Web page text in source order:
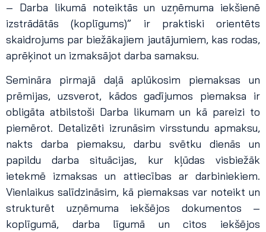
– Darba likumā noteiktās un uzņēmuma iekšienē
izstrādātās (koplīgums)” ir praktiski orientēts
skaidrojums par biežākajiem jautājumiem, kas rodas,
aprēķinot un izmaksājot darba samaksu.
Semināra pirmajā daļā aplūkosim piemaksas un
prēmijas, uzsverot, kādos gadījumos piemaksa ir
obligāta atbilstoši Darba likumam un kā pareizi to
piemērot. Detalizēti izrunāsim virsstundu apmaksu,
nakts darba piemaksu, darbu svētku dienās un
papildu darba situācijas, kur kļūdas visbiežāk
ietekmē izmaksas un attiecības ar darbiniekiem.
Vienlaikus salīdzināsim, kā piemaksas var noteikt un
strukturēt uzņēmuma iekšējos dokumentos –
koplīgumā, darba līgumā un citos iekšējos